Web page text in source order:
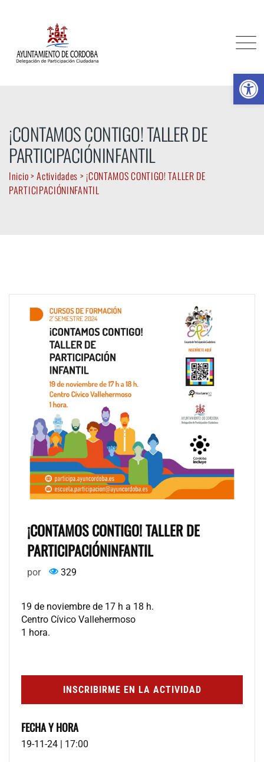
¡CONTAMOS CONTIGO! TALLER DE
PARTICIPACIÓNINFANTIL
Inicio>Actividades > ¡CONTAMOS CONTIGO! TALLER DE
PARTICIPACIÓNINFANTIL
¡CONTAMOS CONTIGO! TALLER DE
PARTICIPACIÓNINFANTIL
por 329
19 de noviembre de 17 h a 18 h.
Centro Cívico Vallehermoso
1 hora.
INSCRIBIRME EN LA ACTIVIDAD
FECHA Y HORA
19-11-24 | 17:00